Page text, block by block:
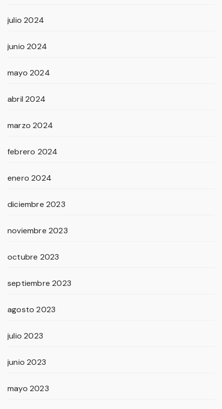
julio 2024
junio 2024
mayo 2024
abril 2024
marzo 2024
febrero 2024
enero 2024
diciembre 2023
noviembre 2023
octubre 2023
septiembre 2023
agosto 2023
julio 2023
junio 2023
mayo 2023